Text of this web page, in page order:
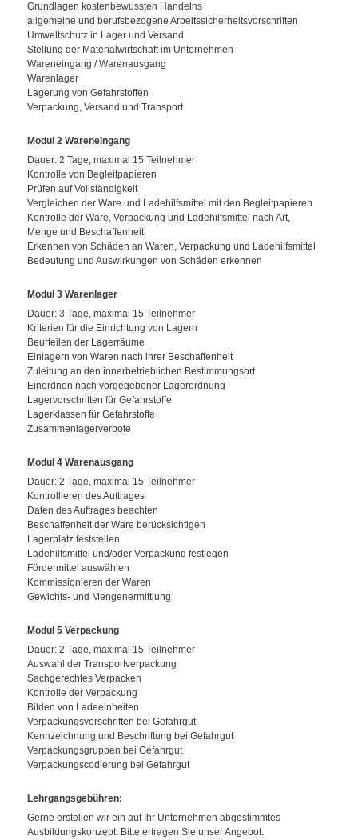
Grundlagen kostenbewussten Handelns
allgemeine und berufsbezogene Arbeitssicherheitsvorschriften
Umweltschutz in Lager und Versand
Stellung der Materialwirtschaft im Unternehmen
Wareneingang / Warenausgang
Warenlager
Lagerung von Gefahrstoffen
Verpackung, Versand und Transport
Modul 2 Wareneingang
Dauer: 2 Tage, maximal 15 Teilnehmer
Kontrolle von Begleitpapieren
Prüfen auf Vollständigkeit
Vergleichen der Ware und Ladehilfsmittel mit den Begleitpapieren
Kontrolle der Ware, Verpackung und Ladehilfsmittel nach Art,
Menge und Beschaffenheit
Erkennen von Schäden an Waren, Verpackung und Ladehilfsmittel
Bedeutung und Auswirkungen von Schäden erkennen
Modul 3 Warenlager
Dauer: 3 Tage, maximal 15 Teilnehmer
Kriterien für die Einrichtung von Lagern
Beurteilen der Lagerräume
Einlagern von Waren nach ihrer Beschaffenheit
Zuleitung an den innerbetrieblichen Bestimmungsort
Einordnen nach vorgegebener Lagerordnung
Lagervorschriften für Gefahrstoffe
Lagerklassen für Gefahrstoffe
Zusammenlagerverbote
Modul 4 Warenausgang
Dauer: 2 Tage, maximal 15 Teilnehmer
Kontrollieren des Auftrages
Daten des Auftrages beachten
Beschaffenheit der Ware berücksichtigen
Lagerplatz feststellen
Ladehilfsmittel und/oder Verpackung festlegen
Fördermittel auswählen
Kommissionieren der Waren
Gewichts- und Mengenermittlung
Modul 5 Verpackung
Dauer: 2 Tage, maximal 15 Teilnehmer
Auswahl der Transportverpackung
Sachgerechtes Verpacken
Kontrolle der Verpackung
Bilden von Ladeeinheiten
Verpackungsvorschriften bei Gefahrgut
Kennzeichnung und Beschriftung bei Gefahrgut
Verpackungsgruppen bei Gefahrgut
Verpackungscodierung bei Gefahrgut
Lehrgangsgebühren:
Gerne erstellen wir ein auf Ihr Unternehmen abgestimmtes
Ausbildungskonzept. Bitte erfragen Sie unser Angebot.